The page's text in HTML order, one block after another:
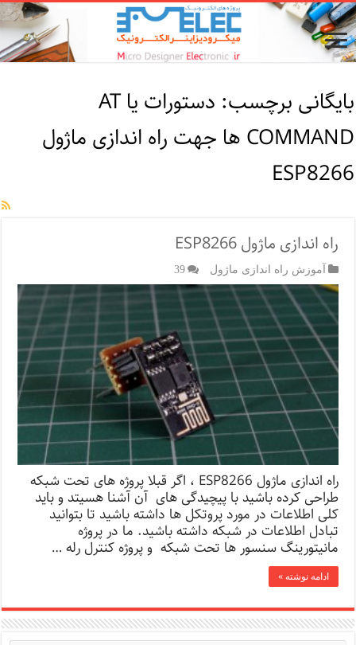
بایگانی برچسب:
دستورات یا AT
COMMAND ها جهت راه اندازی ماژول
ESP8266
راه اندازی ماژول ESP8266
آموزش راه اندازی ماژول 39
راه اندازی ماژول ESP8266 ، اگر قبلا پروژه های تحت شبکه
طراحی کرده باشید با پیچیدگی های آن آشنا هسیتد و باید
کلی اطلاعات در مورد پروتکل ها داشته باشید تا بتوانید
تبادل اطلاعات در شبکه داشته باشید. ما در پروژه
مانیتورینگ سنسور ها تحت شبکه و پروژه کنترل رله …
ادامه نوشته »